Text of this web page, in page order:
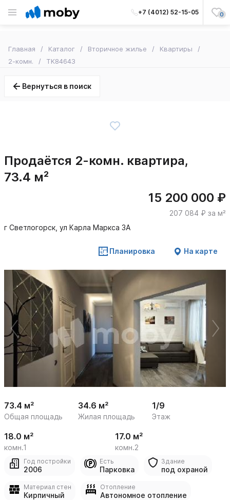
+7 (4012) 52-15-05 0
Главная Каталог Вторичное жилье
Квартиры
2-комн.
TK84643
Вернуться в поиск
Продаётся 2-комн. квартира,
73.4 м²
15 200 000 ₽
207 084 ₽ за м²
г Светлогорск, ул Карла Маркса 3А
Планировка На карте
1
/
14
73.4 м²
Общая площадь
34.6 м²
Жилая площадь
1/9
Этаж
18.0 м²
комн.1
17.0 м²
комн.2
Год постройки
2006
Есть
Парковка
Здание
под охраной
Материал стен
Кирпичный
Отопление
Автономное отопление